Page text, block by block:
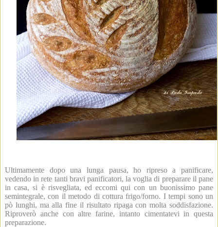
Ultimamente dopo una lunga pausa, ho ripreso a panificare,
vedendo in rete tanti bravi panificatori, la voglia di preparare il pane
in casa, si è risvegliata, ed eccomi qui con un buonissimo pane
semintegrale, con il metodo di cottura frigo/forno. I tempi sono un
pò lunghi, ma alla fine il risultato ripaga con molta soddisfazione.
Riproverò anche con altre farine, intanto cimentatevi in questa
preparazione.